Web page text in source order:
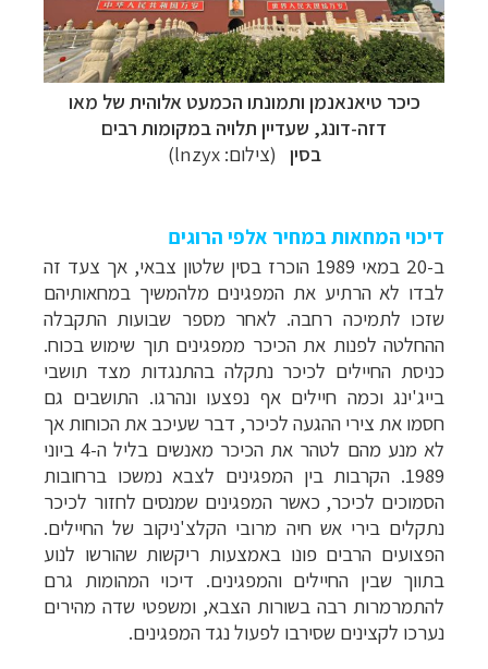
כיכר טיאנאנמן ותמונתו הכמעט אלוהית של מאו
דזה-דונג, שעדיין תלויה במקומות רבים
בסין (צילום:lnzyx
)
דיכוי המחאות במחיר אלפי הרוגים
ב-20 במאי 1989 הוכרז בסין שלטון צבאי, אך צעד זה
לבדו לא הרתיע את המפגינים מלהמשיך במחאותיהם
שזכו לתמיכה רחבה. לאחר מספר שבועות התקבלה
ההחלטה לפנות את הכיכר ממפגינים תוך שימוש בכוח.
כניסת החיילים לכיכר נתקלה בהתנגדות מצד תושבי
בייג'ינג וכמה חיילים אף נפצעו ונהרגו. התושבים גם
חסמו את צירי ההגעה לכיכר, דבר שעיכב את הכוחות אך
לא מנע מהם לטהר את הכיכר מאנשים בליל ה-4 ביוני
1989. הקרבות בין המפגינים לצבא נמשכו ברחובות
הסמוכים לכיכר, כאשר המפגינים שמנסים לחזור לכיכר
נתקלים בירי אש חיה מרובי הקלצ'ניקוב של החיילים.
הפצועים הרבים פונו באמצעות ריקשות שהורשו לנוע
בתווך שבין החיילים והמפגינים. דיכוי המהומות גרם
להתמרמרות רבה בשורות הצבא, ומשפטי שדה מהירים
נערכו לקצינים שסירבו לפעול נגד המפגינים.
תכנון טיולים למזרח הרחוקלחצו לרשימת יעדים »
תכנוןטיולים לפולינזיה הצרפתית לחצו לפרטים »
טיולים לאוסטרליה וניו זילנד לחצו לרשימת
ההצעות »